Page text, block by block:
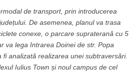
de transport, prin introducerea
De asemenea, planul va trasa
conexe, o parcare supraterană cu 5
va lega Intrarea Doinei de str. Popa
analizată realizarea unei subtraversări.
Iulius Town și noul campus de cel